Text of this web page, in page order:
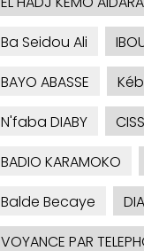
Ba Seidou Ali
BAYO ABASSE
N'faba DIABY
BADIO KARAMOKO
Balde Becaye
VOYANCE PAR